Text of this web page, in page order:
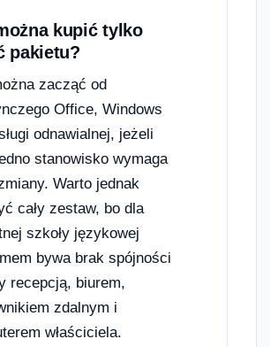
kupić tylko
pakietu?
zacząć od
Office, Windows
odnawialnej, jeżeli
stanowisko wymaga
Warto jednak
cały zestaw, bo dla
szkoły językowej
bywa brak spójności
recepcją, biurem,
zdalnym i
właściciela.